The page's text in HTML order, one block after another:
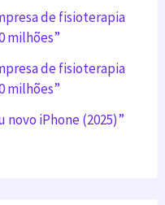
de fisioterapia
milhões”
de fisioterapia
milhões”
novo iPhone (2025)”